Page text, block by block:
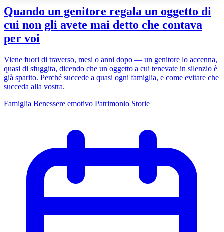
Quando un genitore regala un oggetto di
cui non gli avete mai detto che contava
per voi
Viene fuori di traverso, mesi o anni dopo — un genitore lo accenna,
quasi di sfuggita, dicendo che un oggetto a cui tenevate in silenzio è
già sparito. Perché succede a quasi ogni famiglia, e come evitare che
succeda alla vostra.
Famiglia Benessere emotivo Patrimonio Storie